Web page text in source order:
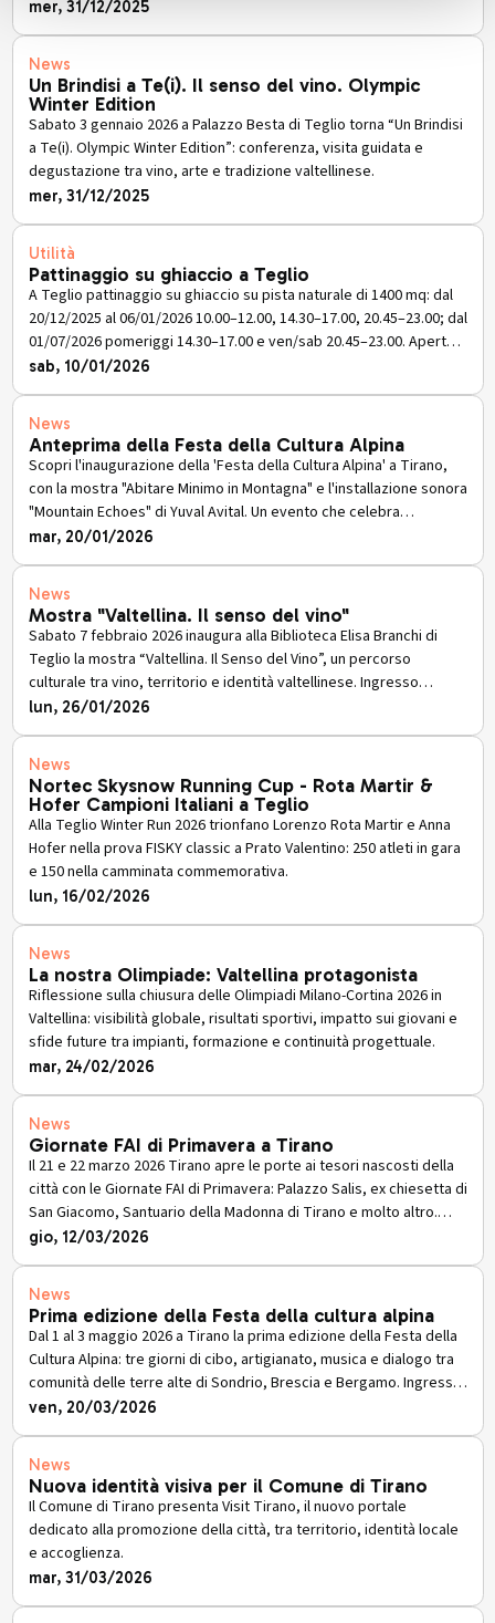
mer, 31/12/2025
News
Un Brindisi a Te(i). Il senso del vino. Olympic
Winter Edition
Sabato 3 gennaio 2026 a Palazzo Besta di Teglio torna “Un Brindisi
a Te(i). Olympic Winter Edition”: conferenza, visita guidata e
degustazione tra vino, arte e tradizione valtellinese.
mer, 31/12/2025
Utilità
Pattinaggio su ghiaccio a Teglio
A Teglio pattinaggio su ghiaccio su pista naturale di 1400 mq: dal
20/12/2025 al 06/01/2026 10.00–12.00, 14.30–17.00, 20.45–23.00; dal
01/07/2026 pomeriggi 14.30–17.00 e ven/sab 20.45–23.00. Apertura
su richiesta: 345 3423865, 328 7314434
sab, 10/01/2026
News
Anteprima della Festa della Cultura Alpina
Scopri l'inaugurazione della 'Festa della Cultura Alpina' a Tirano,
con la mostra "Abitare Minimo in Montagna" e l'installazione sonora
"Mountain Echoes" di Yuval Avital. Un evento che celebra
l'architettura contemporanea e i paesaggi sonori della Valtellina.
mar, 20/01/2026
News
Mostra "Valtellina. Il senso del vino"
Sabato 7 febbraio 2026 inaugura alla Biblioteca Elisa Branchi di
Teglio la mostra “Valtellina. Il Senso del Vino”, un percorso
culturale tra vino, territorio e identità valtellinese. Ingresso
gratuito con degustazione.
lun, 26/01/2026
News
Nortec Skysnow Running Cup - Rota Martir &
Hofer Campioni Italiani a Teglio
Alla Teglio Winter Run 2026 trionfano Lorenzo Rota Martir e Anna
Hofer nella prova FISKY classic a Prato Valentino: 250 atleti in gara
e 150 nella camminata commemorativa.
lun, 16/02/2026
News
La nostra Olimpiade: Valtellina protagonista
Riflessione sulla chiusura delle Olimpiadi Milano-Cortina 2026 in
Valtellina: visibilità globale, risultati sportivi, impatto sui giovani e
sfide future tra impianti, formazione e continuità progettuale.
mar, 24/02/2026
News
Giornate FAI di Primavera a Tirano
Il 21 e 22 marzo 2026 Tirano apre le porte ai tesori nascosti della
città con le Giornate FAI di Primavera: Palazzo Salis, ex chiesetta di
San Giacomo, Santuario della Madonna di Tirano e molto altro.
Ingresso con contributo libero da 3 euro.
gio, 12/03/2026
News
Prima edizione della Festa della cultura alpina
Dal 1 al 3 maggio 2026 a Tirano la prima edizione della Festa della
Cultura Alpina: tre giorni di cibo, artigianato, musica e dialogo tra
comunità delle terre alte di Sondrio, Brescia e Bergamo. Ingresso
aperto al pubblico.
ven, 20/03/2026
News
Nuova identità visiva per il Comune di Tirano
Il Comune di Tirano presenta Visit Tirano, il nuovo portale
dedicato alla promozione della città, tra territorio, identità locale
e accoglienza.
mar, 31/03/2026